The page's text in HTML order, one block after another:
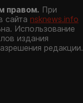
правом. При
сайта nsknews.info
Использование
издания
редакции.